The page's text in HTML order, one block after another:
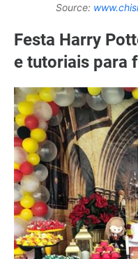
Source:
Festa Harry
e tutoriais para